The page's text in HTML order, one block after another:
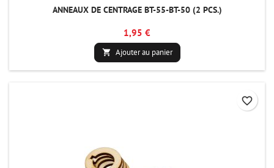
ANNEAUX DE CENTRAGE BT-55-BT-50 (2 PCS.)
1,95 €
 Ajouter au panier
favorite_border